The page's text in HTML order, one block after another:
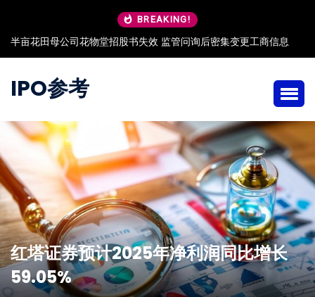
BREAKING!
半亩花田母公司花物堂招股书失效 监管问询后密集变更工商信息
IPO参考
红塔证券预计2025年净利润同比增长
59.05%